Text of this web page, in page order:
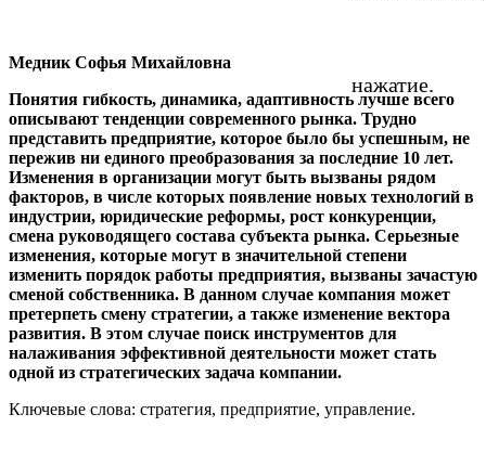
нажатие.
Медник Софья Михайловна
Понятия гибкость, динамика, адаптивность лучше всего
описывают тенденции современного рынка. Трудно
представить предприятие, которое было бы успешным, не
пережив ни единого преобразования за последние 10 лет.
Изменения в организации могут быть вызваны рядом
факторов, в числе которых появление новых технологий в
индустрии, юридические реформы, рост конкуренции,
смена руководящего состава субъекта рынка. Серьезные
изменения, которые могут в значительной степени
изменить порядок работы предприятия, вызваны зачастую
сменой собственника. В данном случае компания может
претерпеть смену стратегии, а также изменение вектора
развития. В этом случае поиск инструментов для
налаживания эффективной деятельности может стать
одной из стратегических задача компании.
Ключевые слова: стратегия, предприятие, управление.